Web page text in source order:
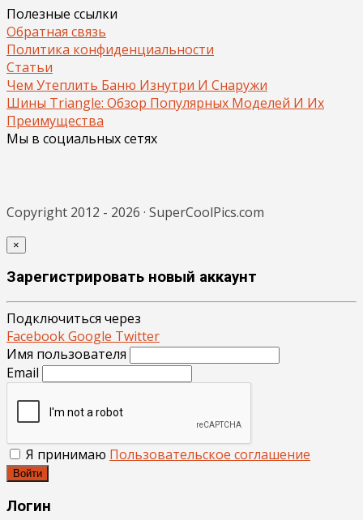
Полезные ссылки
Обратная связь
Политика конфиденциальности
Статьи
Чем Утеплить Баню Изнутри И Снаружи
Шины Triangle: Обзор Популярных Моделей И Их
Преимущества
Мы в социальных сетях
Copyright 2012 - 2026 · SuperCoolPics.com
×
Зарегистрировать новый аккаунт
Подключиться через
FacebookGoogle Twitter
Имя пользователя
Email
Я принимаю Пользовательское соглашение
Войти
Логин